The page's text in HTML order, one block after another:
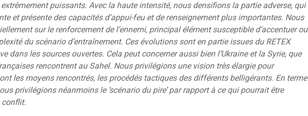
puissants. Avec la haute intensité, nous densifions la partie adverse, qui
et présente des capacités d’appui-feu et de renseignement plus importantes. Nous
sur le renforcement de l’ennemi, principal élément susceptible d’accentuer ou
du scénario d’entraînement. Ces évolutions sont en partie issues du RETEX
dans les sources ouvertes. Cela peut concerner aussi bien l’Ukraine et la Syrie, que
rencontrent au Sahel. Nous privilégions une vision très élargie pour
les moyens rencontrés, les procédés tactiques des différents belligérants. En terme
privilégions néanmoins le ‘scénario du pire’ par rapport à ce qui pourrait être
conflit.